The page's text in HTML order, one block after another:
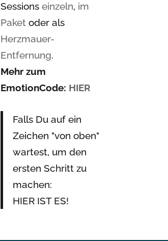
Sessionseinzeln, im
Paket oder als
Herzmauer-
Entfernung.
Mehr zum
EmotionCode: HIER
Falls Du auf ein
Zeichen "von oben"
wartest, um den
ersten Schritt zu
machen:
HIER IST ES!